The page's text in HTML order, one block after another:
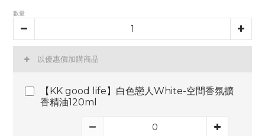
數量
以優惠價加購商品
【KK good life】白色戀人White-空間香氛擴
香精油120ml